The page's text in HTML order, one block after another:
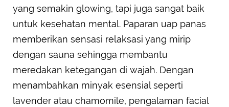
yang semakin glowing, tapi juga sangat baik
untuk kesehatan mental. Paparan uap panas
memberikan sensasi relaksasi yang mirip
dengan sauna sehingga membantu
meredakan ketegangan di wajah. Dengan
menambahkan minyak esensial seperti
lavender atau chamomile, pengalaman facial